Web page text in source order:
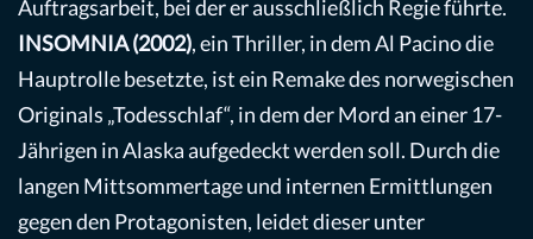
Auftragsarbeit, bei der er ausschließlich Regie führte.
INSOMNIA (2002), ein Thriller, in dem Al Pacino die
Hauptrolle besetzte, ist ein Remake des norwegischen
Originals „Todesschlaf“, in dem der Mord an einer 17-
Jährigen in Alaska aufgedeckt werden soll. Durch die
langen Mittsommertage und internen Ermittlungen
gegen den Protagonisten, leidet dieser unter